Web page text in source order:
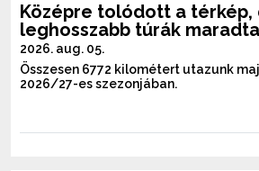
Középre tolódott a térkép,
leghosszabb túrák
2026. aug. 05.
Összesen 6772 kilométert utazunk
2026/27-es szezonjában.